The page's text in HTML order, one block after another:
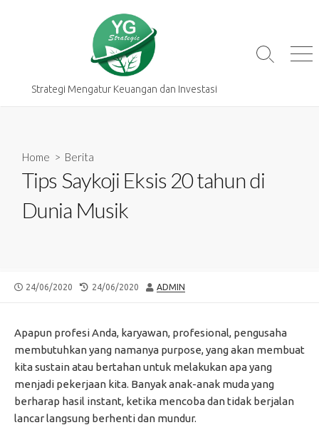
Strategi Mengatur Keuangan dan Investasi
Search
Home > Berita
Tips Saykoji Eksis 20 tahun di
Dunia Musik
PUBLISHED
24/06/2020
LAST
24/06/2020 AUTHOR
ADMIN
Apapun profesi Anda, karyawan, profesional, pengusaha
membutuhkan yang namanya purpose, yang akan membuat
kita sustain atau bertahan untuk melakukan apa yang
menjadi pekerjaan kita. Banyak anak-anak muda yang
berharap hasil instant, ketika mencoba dan tidak berjalan
lancar langsung berhenti dan mundur.